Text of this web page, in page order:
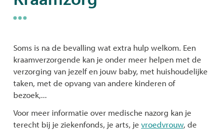
links
Soms is na de bevalling wat extra hulp welkom. Een
kraamverzorgende kan je onder meer helpen met de
verzorging van jezelf en jouw baby, met huishoudelijke
taken, met de opvang van andere kinderen of
bezoek,...
Voor meer informatie over medische nazorg kan je
terecht bij je ziekenfonds, je arts, je vroedvrouw, de